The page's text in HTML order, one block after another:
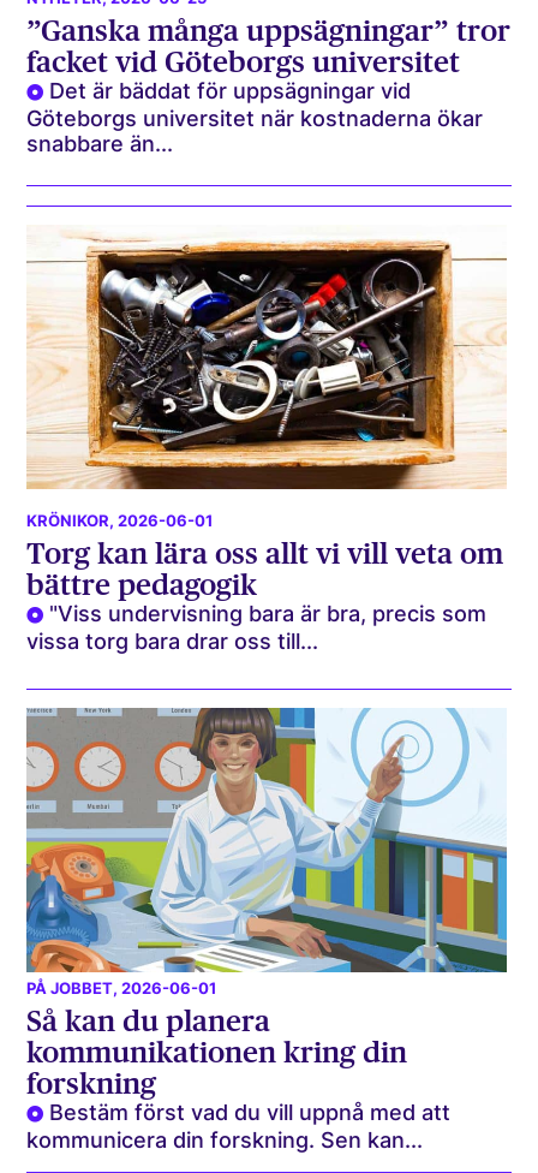
”Ganska många uppsägningar” tror
facket vid Göteborgs universitet
Det är bäddat för uppsägningar vid
Göteborgs universitet när kostnaderna ökar
snabbare än...
KRÖNIKOR, 2026-06-01
Torg kan lära oss allt vi vill veta om
bättre pedagogik
"Viss undervisning bara är bra, precis som
vissa torg bara drar oss till...
PÅ JOBBET, 2026-06-01
Så kan du planera
kommunikationen kring din
forskning
Bestäm först vad du vill uppnå med att
kommunicera din forskning. Sen kan...